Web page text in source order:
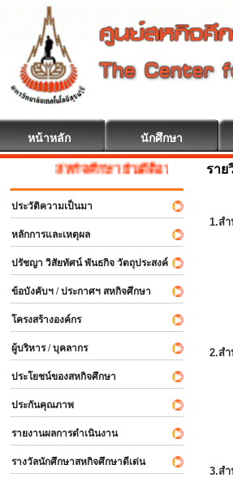
หน้าหลัก นักศึกษา
สหกิจศึกษา ยินดีต้อนรับ
ประวัติความเป็นมา
หลักการและเหตุผล
ปรัชญา วิสัยทัศน์ พันธกิจ วัตถุประสงค์
ข้อบังคับฯ / ประกาศฯ สหกิจศึกษา
โครงสร้างองค์กร
ผู้บริหาร / บุคลากร
ประโยชน์ของสหกิจศึกษา
ประกันคุณภาพ
รายงานผลการดำเนินงาน
รางวัลนักศึกษาสหกิจศึกษาดีเด่น
ราย
1.ส
2.ส
3.ส